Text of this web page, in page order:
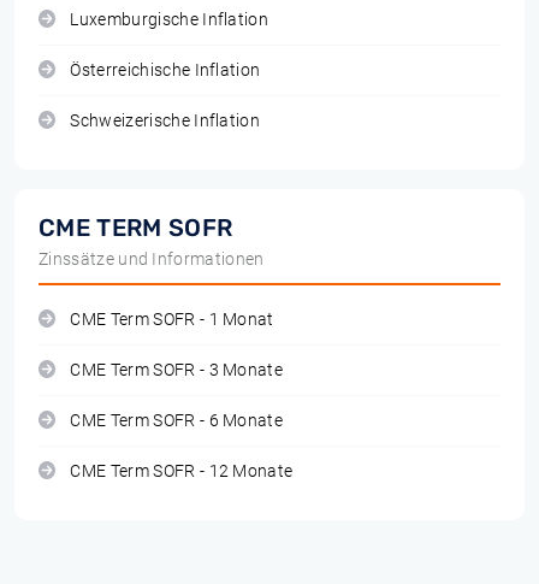
Luxemburgische Inflation
Österreichische Inflation
Schweizerische Inflation
CME TERM SOFR
Zinssätze und Informationen
CME Term SOFR - 1 Monat
CME Term SOFR - 3 Monate
CME Term SOFR - 6 Monate
CME Term SOFR - 12 Monate